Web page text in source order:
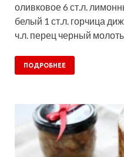
оливковое 6 ст.л.
белый 1 ст.л. горчица
ч.л. перец черный
ПОДРОБНЕЕ